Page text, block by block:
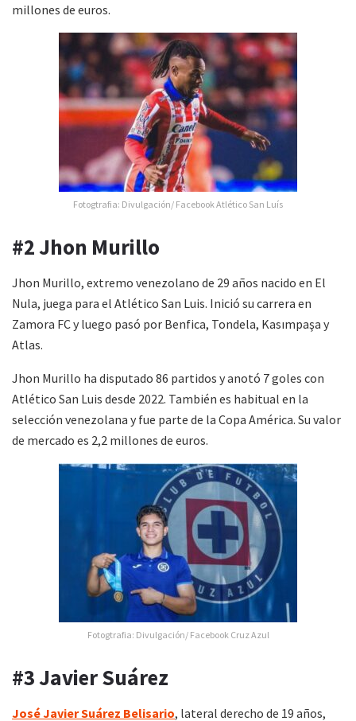
millones de euros.
Fotogtrafia: Divulgación/ Facebook Atlético San Luís
#2 Jhon Murillo
Jhon Murillo, extremo venezolano de 29 años nacido en El
Nula, juega para el Atlético San Luis. Inició su carrera en
Zamora FC y luego pasó por Benfica, Tondela, Kasımpaşa y
Atlas.
Jhon Murillo ha disputado 86 partidos y anotó 7 goles con
Atlético San Luis desde 2022. También es habitual en la
selección venezolana y fue parte de la Copa América. Su valor
de mercado es 2,2 millones de euros.
Fotogtrafia: Divulgación/ Facebook Cruz Azul
#3 Javier Suárez
José Javier Suárez Belisario, lateral derecho de 19 años,